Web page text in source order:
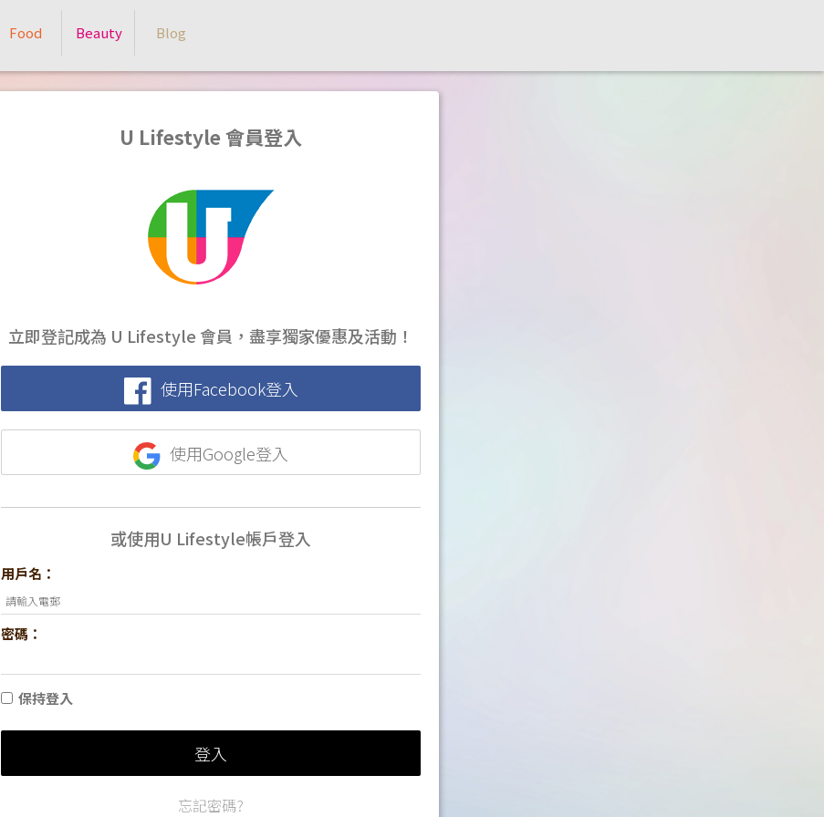
Food Beauty Blog
U Lifestyle 會員登入
立即登記成為 U Lifestyle 會員，盡享獨家優惠及活動！
使用Facebook登入
使用Google登入
或使用U Lifestyle帳戶登入
用戶名：
密碼：
保持登入
登入
忘記密碼?